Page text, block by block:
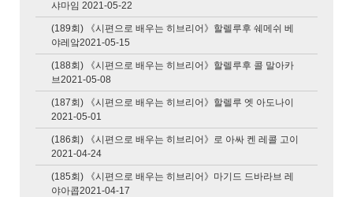
샤마임 2021-05-22
(189회) 《시편으로 배우는 히브리어》할렐루후 쉐메쉬 베
야레앜2021-05-15
(188회) 《시편으로 배우는 히브리어》할렐루후 콜 말아카
브2021-05-08
(187회) 《시편으로 배우는 히브리어》할렐루 엣 아도나이
2021-05-01
(186회) 《시편으로 배우는 히브리어》로 아싸 켄 레콜 고이
2021-04-24
(185회) 《시편으로 배우는 히브리어》마기드 드바라브 레
야아콥2021-04-17